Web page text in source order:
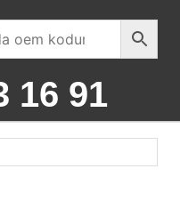
16 91